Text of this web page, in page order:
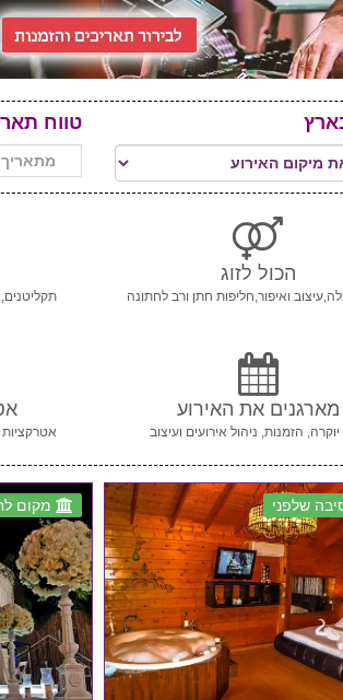
טווח
הכול לזוג
ואיפור,חליפות חתן ורב לחתונה
מארגנים את האירוע
יוקרה, הזמנות, ניהול אירועים ועיצוב אטרקציות
שלפני מקום